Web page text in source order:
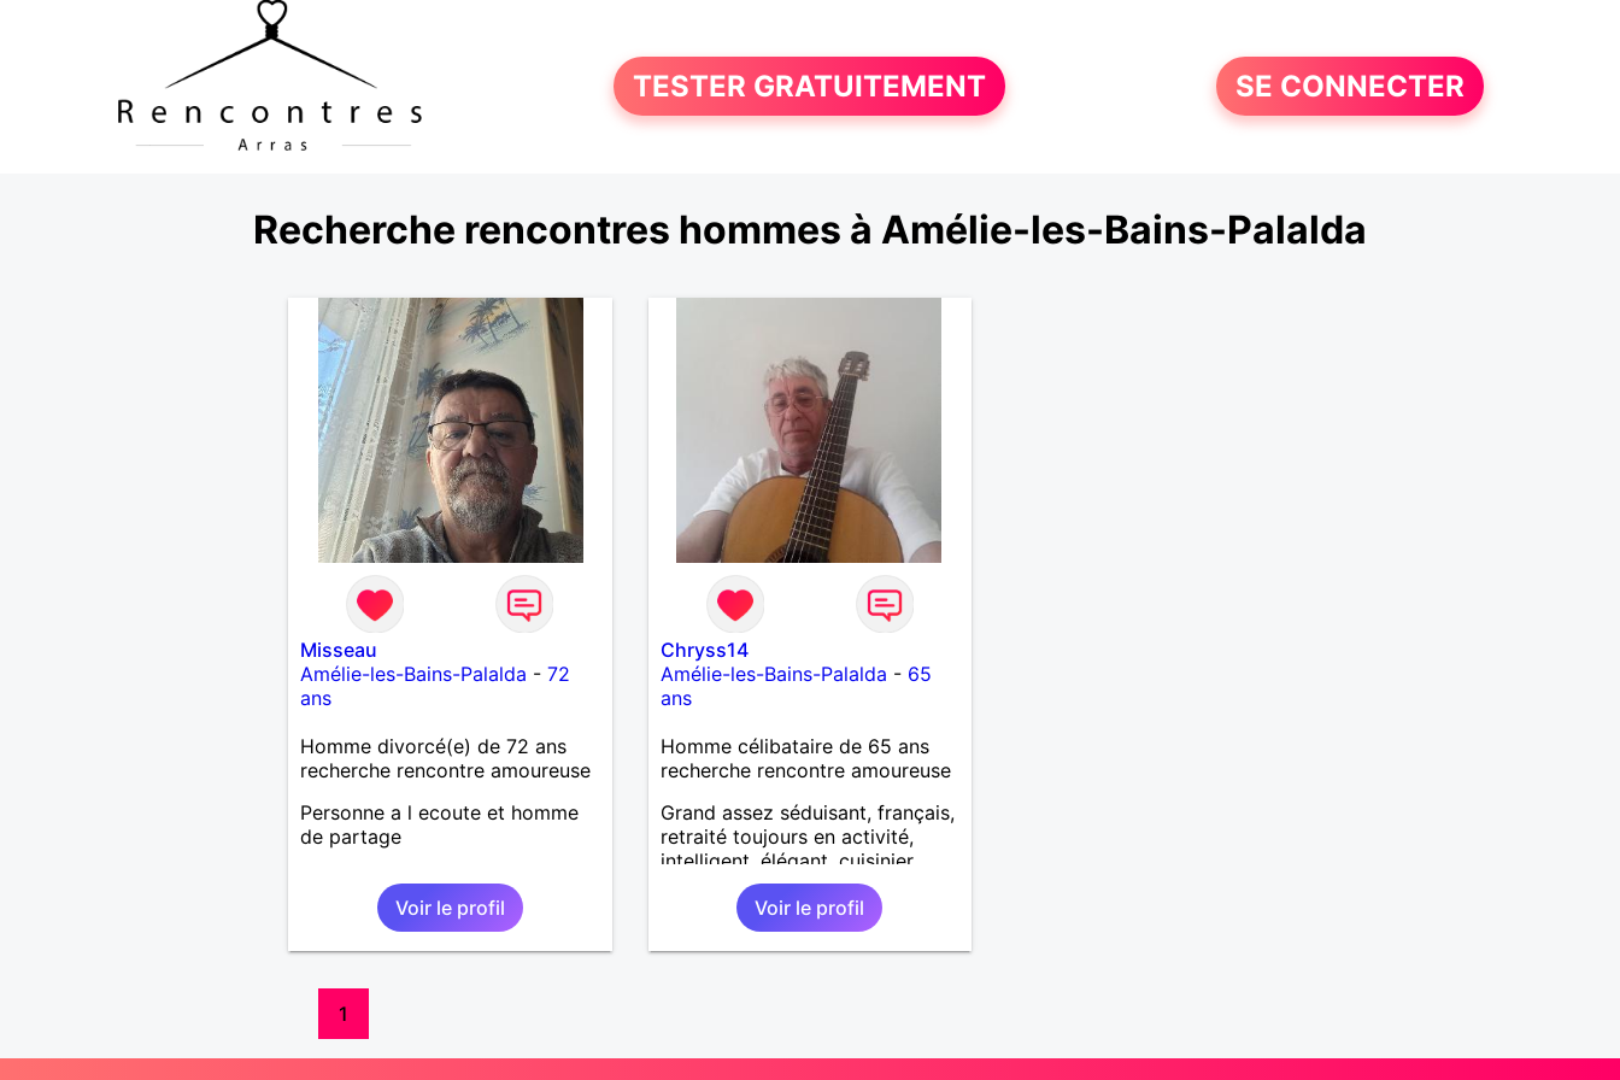
TESTER GRATUITEMENT SE CONNECTER
Recherche rencontres hommes à Amélie-les-Bains-Palalda
Misseau
Amélie-les-Bains-Palalda - 72
ans
Homme divorcé(e) de 72 ans
recherche rencontre amoureuse
Personne a l ecoute et homme
de partage
Voir le profil
Chryss14
Amélie-les-Bains-Palalda - 65
ans
Homme célibataire de 65 ans
recherche rencontre amoureuse
Grand assez séduisant, français,
retraité toujours en activité,
intelligent, élégant, cuisinier,
aimant les animaux, aimant le
silence 🤫
Voir le profil
1